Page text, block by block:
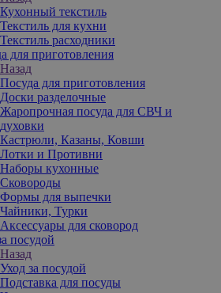
Кухонный текстиль
Текстиль для кухни
Текстиль расходники
для приготовления
Назад
Посуда для приготовления
Доски разделочные
Жаропрочная посуда для СВЧ и
духовки
Кастрюли, Казаны, Ковши
Лотки и Противни
Наборы кухонные
Сковороды
Формы для выпечки
Чайники, Турки
Аксессуары для сковород
посудой
Назад
Уход за посудой
Подставка для посуды